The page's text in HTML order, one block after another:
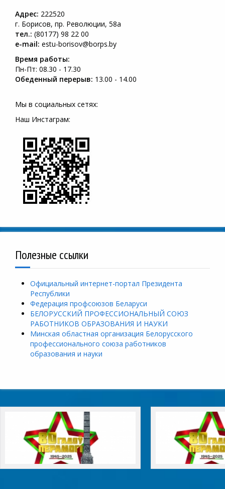
Адрес: 222520
г. Борисов, пр. Революции, 58а
тел.: (80177) 98 22 00
e-mail: estu-borisov@borps.by
Время работы:
Пн-Пт: 08.30 - 17.30
Обеденный перерыв: 13.00 - 14.00
Мы в социальных сетях:
Наш Инстаграм:
Полезные ссылки
Официальный интернет-портал Президента
Республики
Федерация профсоюзов Беларуси
БЕЛОРУССКИЙ ПРОФЕССИОНАЛЬНЫЙ СОЮЗ
РАБОТНИКОВ ОБРАЗОВАНИЯ И НАУКИ
Минская областная организация Белорусского
профессионального союза работников
образования и науки